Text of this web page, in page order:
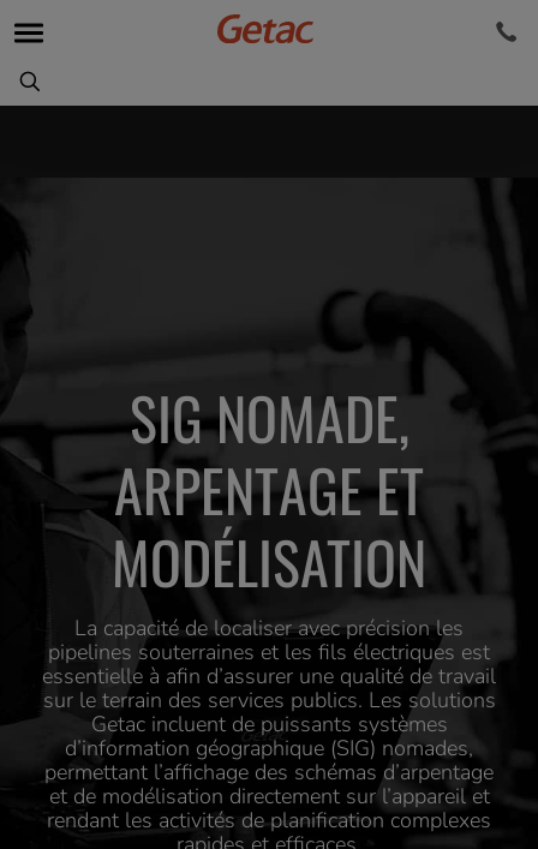
SIG NOMADE,
ARPENTAGE ET
MODÉLISATION
La capacité de localiser avec précision les
pipelines souterraines et les fils électriques est
essentielle à afin d’assurer une qualité de travail
sur le terrain des services publics. Les solutions
Getac incluent de puissants systèmes
d’information géographique (SIG) nomades,
permettant l’affichage des schémas d’arpentage
et de modélisation directement sur l’appareil et
rendant les activités de planification complexes